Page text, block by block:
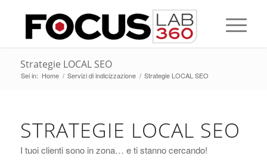
Strategie LOCAL SEO
Sei in: Home / Servizi di indicizzazione / Strategie LOCAL SEO
STRATEGIE LOCAL SEO
I tuoi clienti sono in zona… e ti stanno cercando!